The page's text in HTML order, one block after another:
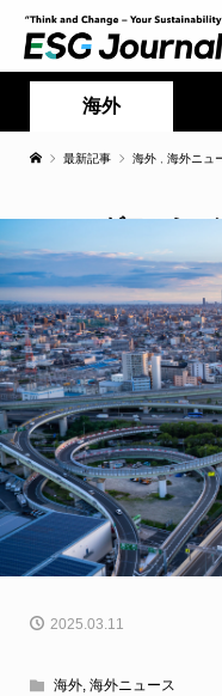
海外
最新記事 海外 海外ニュ
IKEA、ゼロエミッ
2025.03.11
海外, 海外ニュース